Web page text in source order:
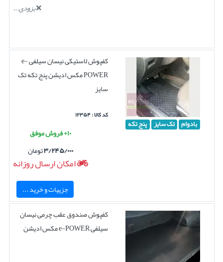
بزودی...
بادوام تک سایز پنج تکه
کفپوش لاستیکی نیسان سیلفی e-
POWER مکس ادیشن پنج تکه تک
سایز
کد کالا : ۱۲۳۵۴
۱۰+ فروش موفق
۳/۲۴۵/۰۰۰تومان
امکان ارسال روزانه
جزییات و خرید ...
کفپوش صندوق عقب چرمی نیسان
سیلفی e-POWER مکس ادیشن